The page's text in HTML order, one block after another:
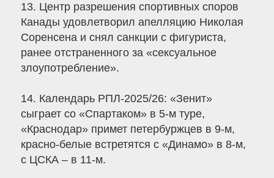
13. Центр разрешения спортивных споров
Канады удовлетворил апелляцию Николая
Соренсена и снял санкции с фигуриста,
ранее отстраненного за «сексуальное
злоупотребление».
14. Календарь РПЛ-2025/26: «Зенит»
сыграет со «Спартаком» в 5-м туре,
«Краснодар» примет петербуржцев в 9-м,
красно-белые встретятся с «Динамо» в 8-м,
с ЦСКА – в 11-м.